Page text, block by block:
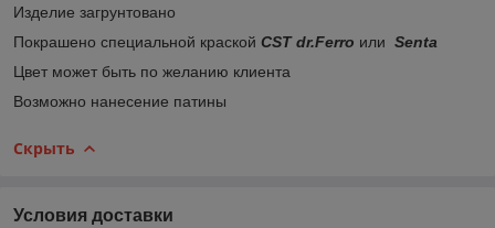
Изделие загрунтовано
Покрашено специальной краской CST dr.Ferro или Senta
Цвет может быть по желанию клиента
Возможно нанесение патины
Скрыть
Условия доставки